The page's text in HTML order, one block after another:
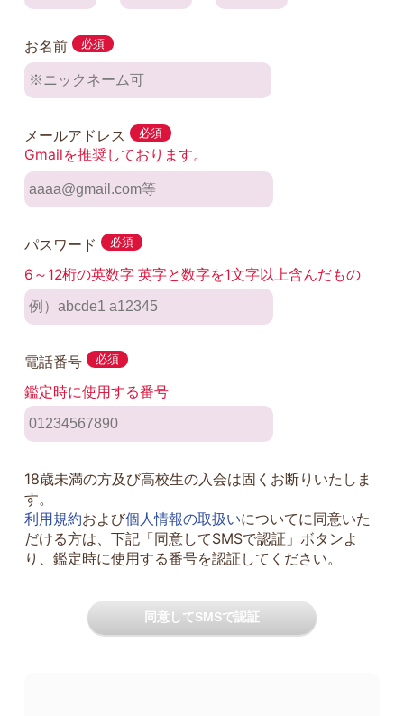
お名前 必須
メールアドレス 必須
Gmailを推奨しております。
パスワード 必須
6～12桁の英数字 英字と数字を1文字以上含んだもの
電話番号 必須
鑑定時に使用する番号
18歳未満の方及び高校生の入会は固くお断りいたしま
す。
利用規約および個人情報の取扱いについてに同意いた
だける方は、下記「同意してSMSで認証」ボタンよ
り、鑑定時に使用する番号を認証してください。
同意してSMSで認証